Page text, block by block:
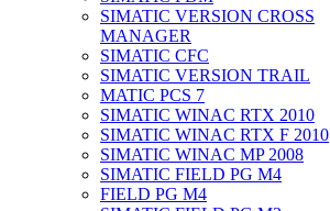
SIMATIC VERSION CROSS
MANAGER
SIMATIC CFC
SIMATIC VERSION TRAIL
MATIC PCS 7
SIMATIC WINAC RTX 2010
SIMATIC WINAC RTX F 2010
SIMATIC WINAC MP 2008
SIMATIC FIELD PG M4
FIELD PG M4